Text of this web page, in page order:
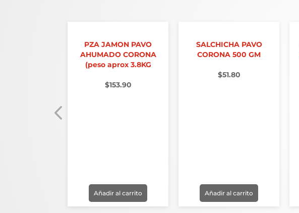
PZA JAMON PAVO
AHUMADO CORONA
(peso aprox 3.8KG
$153.90
Añadir al carrito
SALCHICHA PAVO
CORONA 500 GM
$51.80
Añadir al carrito